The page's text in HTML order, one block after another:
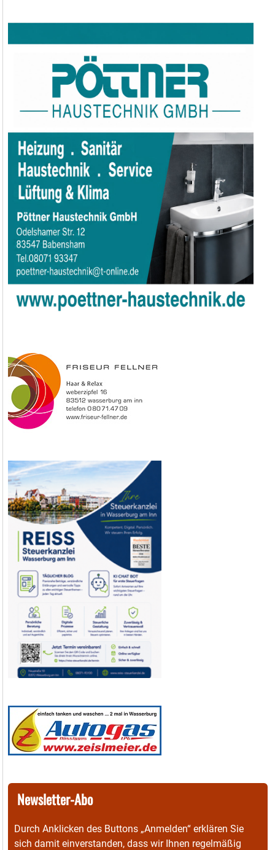
Newsletter-Abo
Durch Anklicken des Buttons „Anmelden“ erklären Sie
sich damit einverstanden, dass wir Ihnen regelmäßig